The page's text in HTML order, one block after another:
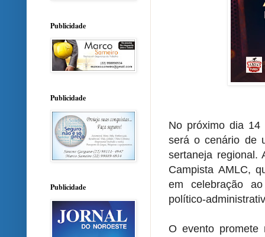
No próximo dia 14
será o cenário de
sertaneja regional.
Campista AMLC,
em celebração
político-
O evento promete
Publicidade
Publicidade
Publicidade